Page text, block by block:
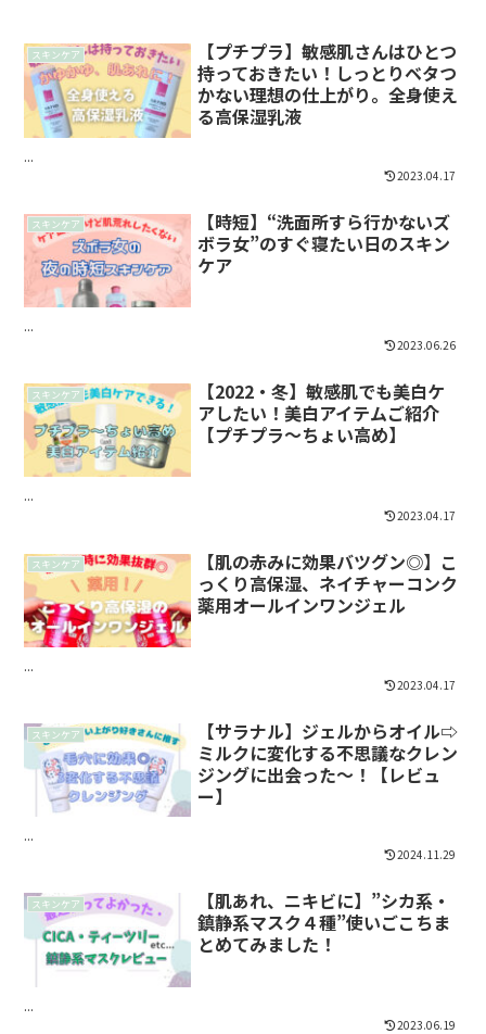
スキンケア
【プチプラ】敏感肌さんはひとつ
持っておきたい！しっとりベタつ
かない理想の仕上がり。全身使え
る高保湿乳液
...
2023.04.17
スキンケア
【時短】“洗面所すら行かないズ
ボラ女”のすぐ寝たい日のスキン
ケア
...
2023.06.26
スキンケア
【2022・冬】敏感肌でも美白ケ
アしたい！美白アイテムご紹介
【プチプラ〜ちょい高め】
...
2023.04.17
スキンケア
【肌の赤みに効果バツグン◎】こ
っくり高保湿、ネイチャーコンク
薬用オールインワンジェル
...
2023.04.17
スキンケア
【サラナル】ジェルからオイル⇨
ミルクに変化する不思議なクレン
ジングに出会った〜！【レビュ
ー】
...
2024.11.29
スキンケア
【肌あれ、ニキビに】”シカ系・
鎮静系マスク４種”使いごこちま
とめてみました！
...
2023.06.19